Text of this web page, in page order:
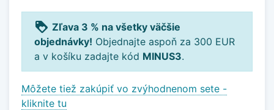
loyalty Zľava 3 % na všetky väčšie
objednávky! Objednajte aspoň za 300 EUR
a v košíku zadajte kód MINUS3.
Môžete tiež zakúpiť vo zvýhodnenom sete -
kliknite tu